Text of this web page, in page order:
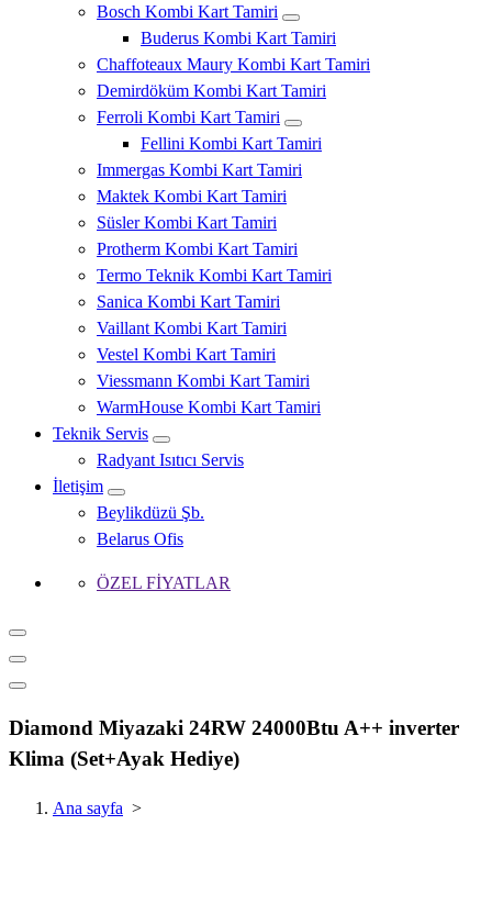
Bosch Kombi Kart Tamiri
Buderus Kombi Kart Tamiri
Chaffoteaux Maury Kombi Kart Tamiri
Demirdöküm Kombi Kart Tamiri
Ferroli Kombi Kart Tamiri
Fellini Kombi Kart Tamiri
Immergas Kombi Kart Tamiri
Maktek Kombi Kart Tamiri
Süsler Kombi Kart Tamiri
Protherm Kombi Kart Tamiri
Termo Teknik Kombi Kart Tamiri
Sanica Kombi Kart Tamiri
Vaillant Kombi Kart Tamiri
Vestel Kombi Kart Tamiri
Viessmann Kombi Kart Tamiri
WarmHouse Kombi Kart Tamiri
Teknik Servis
Radyant Isıtıcı Servis
İletişim
Beylikdüzü Şb.
Belarus Ofis
ÖZEL FİYATLAR
Diamond Miyazaki 24RW 24000Btu A++ inverter
Klima (Set+Ayak Hediye)
Ana sayfa >